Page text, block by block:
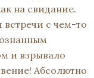
на свидание.
встречи с чем-то
и взрывало
Абсолютно